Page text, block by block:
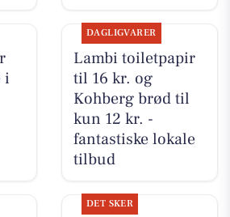
i
DAGLIGVARER
Lambi toiletpapir
til 16 kr. og
Kohberg brød til
kun 12 kr. -
fantastiske lokale
tilbud
DET SKER